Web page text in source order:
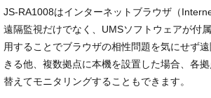
JS-RA1008はインターネットブラウザ（
遠隔監視だけでなく、UMSソフトウェアが付
用することでブラウザの相性問題を気にせず
きる他、複数拠点に本機を設置した場合、各
替えてモニタリングすることもできます。